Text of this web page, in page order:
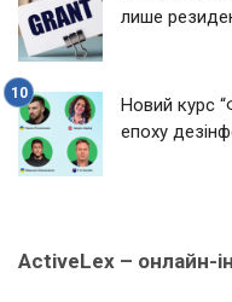
лише
Новий курс
епоху
ActiveLex – онлайн-